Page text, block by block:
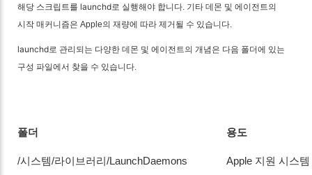
해당 스크립트를 launchd로 실행해야 합니다. 기타 데몬 및 에이전트의
시작 매커니즘은 Apple의 재량에 따라 제거될 수 있습니다.
launchd로 관리되는 다양한 데몬 및 에이전트의 개념은 다음 폴더에 있는
구성 파일에서 찾을 수 있습니다.
폴더 용도
/시스템/라이브러리/LaunchDaemons Apple 지원 시스